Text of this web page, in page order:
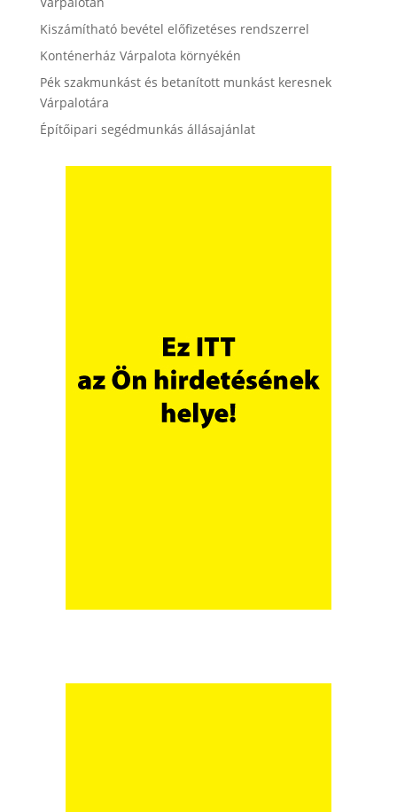
Kiszámítható bevétel előfizetéses rendszerrel
Konténerház Várpalota környékén
Pék szakmunkást és betanított munkást keresnek
Várpalotára
Építőipari segédmunkás állásajánlat